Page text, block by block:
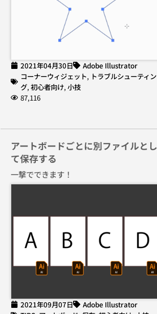
2021年04月30日
Adobe Illustrator
コーナーウィジェット, トラブルシューティン
グ, 初心者向け, 小技
87,116
アートボードごとに別ファイルとし
て保存する
一撃でできます！
2021年09月07日
Adobe Illustrator